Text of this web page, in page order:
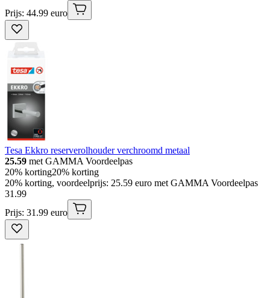
Prijs: 44.99 euro
Tesa Ekkro reserverolhouder verchroomd metaal
25.59 met GAMMA Voordeelpas
20% korting20% korting
20% korting, voordeelprijs: 25.59 euro met GAMMA Voordeelpas
31 .99
Prijs: 31.99 euro